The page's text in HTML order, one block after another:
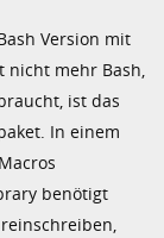
Version mit
nicht mehr Bash,
ist das
In einem
benötigt